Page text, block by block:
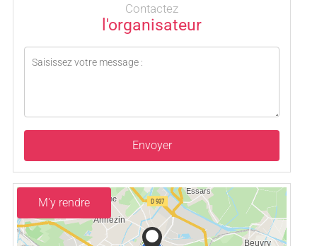
Contactez
l'organisateur
Envoyer
M'y rendre